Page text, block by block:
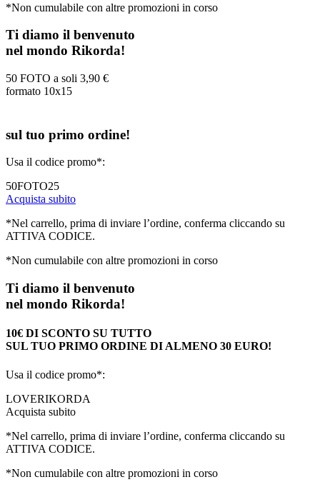
*Non cumulabile con altre promozioni in corso
Ti diamo il benvenuto
nel mondo Rikorda!
50 FOTO a soli 3,90 €
formato 10x15
sul tuo primo ordine!
Usa il codice promo*:
50FOTO25
Acquista subito
*Nel carrello, prima di inviare l’ordine, conferma cliccando su
ATTIVA CODICE.
*Non cumulabile con altre promozioni in corso
Ti diamo il benvenuto
nel mondo Rikorda!
10€ DI SCONTO SU TUTTO
SUL TUO PRIMO ORDINE DI ALMENO 30 EURO!
Usa il codice promo*:
LOVERIKORDA
Acquista subito
*Nel carrello, prima di inviare l’ordine, conferma cliccando su
ATTIVA CODICE.
*Non cumulabile con altre promozioni in corso